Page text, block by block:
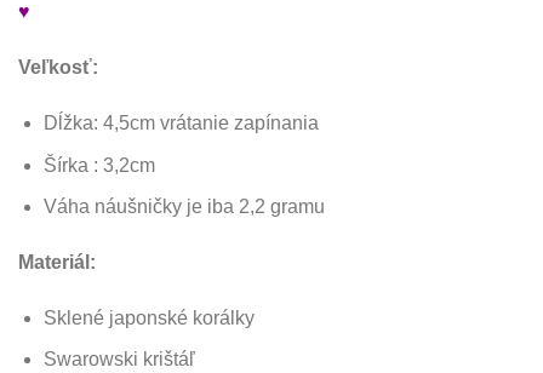
♥
Veľkosť:
Dĺžka: 4,5cm vrátanie zapínania
Šírka : 3,2cm
Váha náušničky je iba 2,2 gramu
Materiál:
Sklené japonské korálky
Swarowski krištáľ